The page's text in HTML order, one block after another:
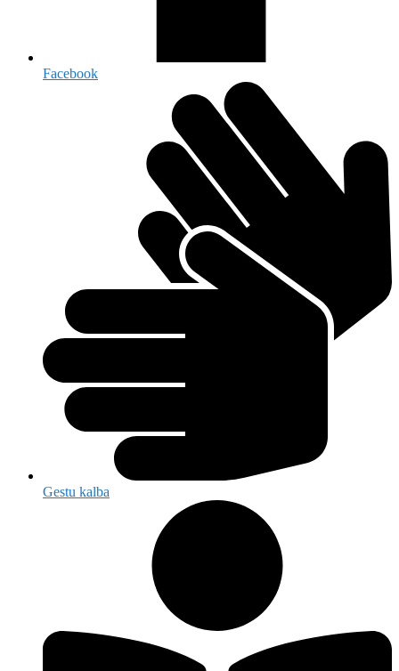
Facebook
Gestu kalba